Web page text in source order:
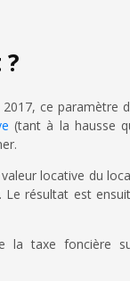
ce paramètre
(tant à la hausse
locative du
Le résultat est
la taxe foncière